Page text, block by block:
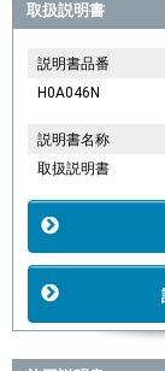
取扱説明書
説明書品番
H0A046N
説明書名称
取扱説明書